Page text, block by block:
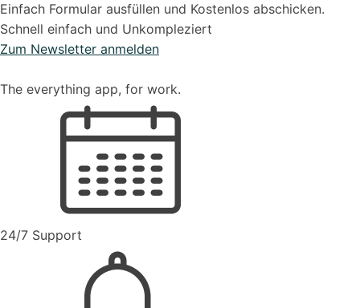
Einfach Formular ausfüllen und Kostenlos abschicken.
Schnell einfach und Unkompleziert
Zum Newsletter anmelden
The everything app, for work.
24/7 Support